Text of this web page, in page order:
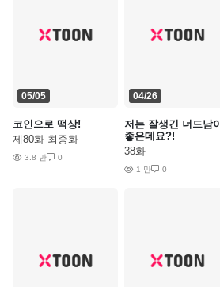
05/05
코인으로 떡상!
제80화 최종화
3.8 만 0
04/26
저는 잘생긴 너드남이
좋은데요?!
38화
1 만 0